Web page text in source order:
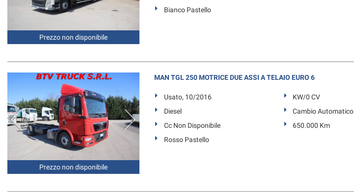
Prezzo non disponibile
Bianco Pastello
Prezzo non disponibile
MAN TGL 250 MOTRICE DUE ASSI A TELAIO EURO 6
Usato, 10/2016
KW/0 CV
Diesel
Cambio Automatico
Cc Non Disponibile
650.000 Km
Rosso Pastello